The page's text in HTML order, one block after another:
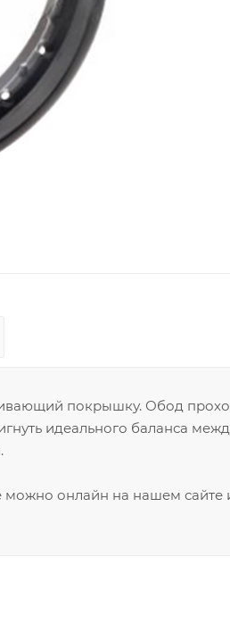
покрышку. Обод
идеального баланса
можно онлайн на нашем сайте